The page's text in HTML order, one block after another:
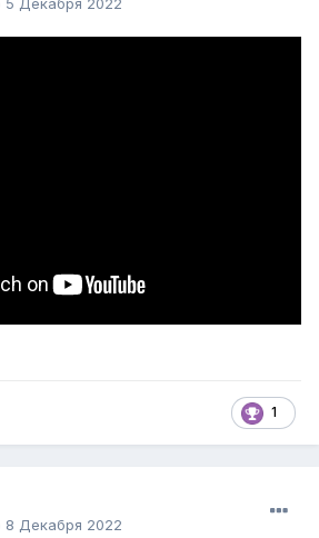
5 Декабря 2022
1
8 Декабря 2022